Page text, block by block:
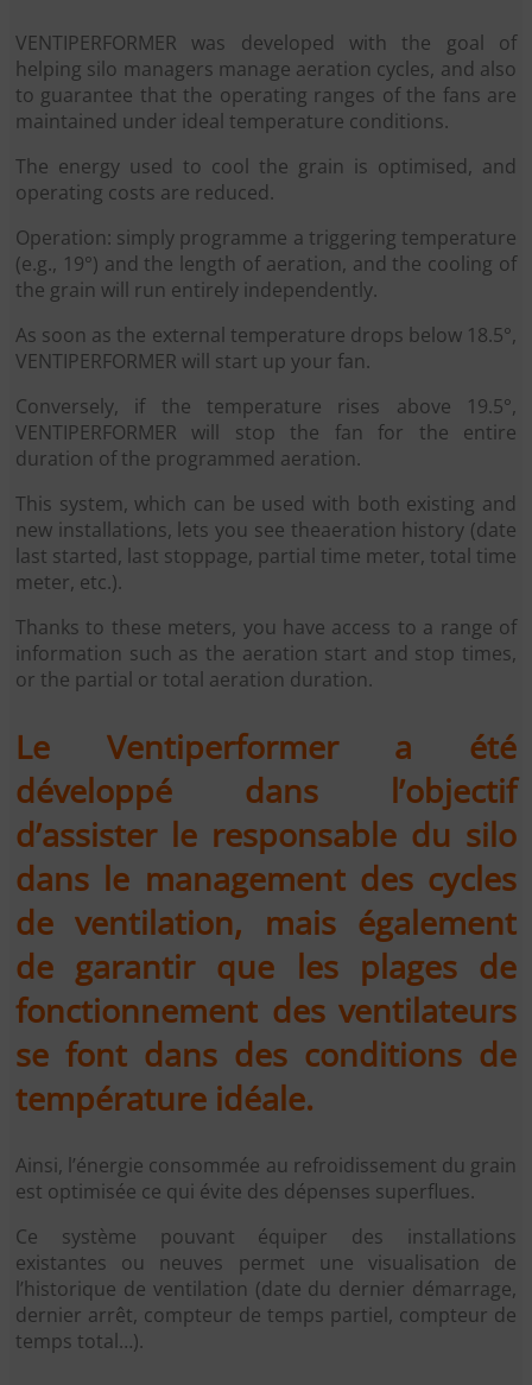
VENTIPERFORMER was developed with the goal of
helping silo managers manage aeration cycles, and also
to guarantee that the operating ranges of the fans are
maintained under ideal temperature conditions.
The energy used to cool the grain is optimised, and
operating costs are reduced.
Operation: simply programme a triggering temperature
(e.g., 19°) and the length of aeration, and the cooling of
the grain will run entirely independently.
As soon as the external temperature drops below 18.5°,
VENTIPERFORMER will start up your fan.
Conversely, if the temperature rises above 19.5°,
VENTIPERFORMER will stop the fan for the entire
duration of the programmed aeration.
This system, which can be used with both existing and
new installations, lets you see theaeration history (date
last started, last stoppage, partial time meter, total time
meter, etc.).
Thanks to these meters, you have access to a range of
information such as the aeration start and stop times,
or the partial or total aeration duration.
Le Ventiperformer a été
développé dans l’objectif
d’assister le responsable du silo
dans le management des cycles
de ventilation, mais également
de garantir que les plages de
fonctionnement des ventilateurs
se font dans des conditions de
température idéale.
Ainsi, l’énergie consommée au refroidissement du grain
est optimisée ce qui évite des dépenses superflues.
Ce système pouvant équiper des installations
existantes ou neuves permet une visualisation de
l’historique de ventilation (date du dernier démarrage,
dernier arrêt, compteur de temps partiel, compteur de
temps total…).